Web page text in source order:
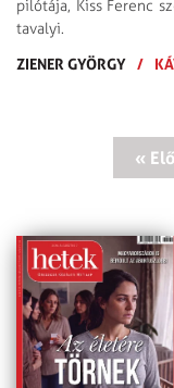
pilótája, Kiss Ferenc
tavalyi.
ZIENER GYÖRGY /
«